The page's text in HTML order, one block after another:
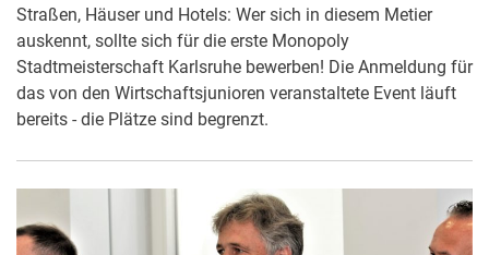
Straßen, Häuser und Hotels: Wer sich in diesem Metier
auskennt, sollte sich für die erste Monopoly
Stadtmeisterschaft Karlsruhe bewerben! Die Anmeldung für
das von den Wirtschaftsjunioren veranstaltete Event läuft
bereits - die Plätze sind begrenzt.